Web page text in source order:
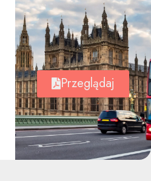
Przeglądaj